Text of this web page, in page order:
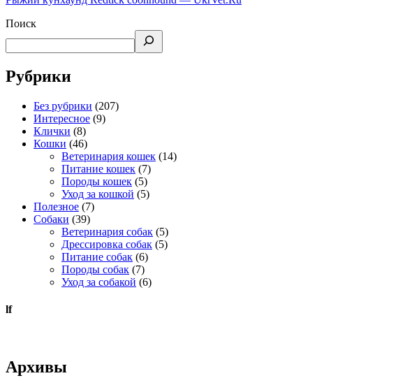
Поиск
Рубрики
Без рубрики (207)
Интересное (9)
Клички (8)
Кошки (46)
Ветеринария кошек (14)
Питание кошек (7)
Породы кошек (5)
Уход за кошкой (5)
Полезное (7)
Собаки (39)
Ветеринария собак (5)
Дрессировка собак (5)
Питание собак (6)
Породы собак (7)
Уход за собакой (6)
lf
Архивы